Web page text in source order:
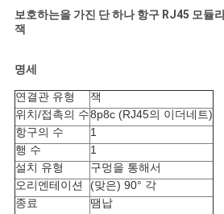
VR
SHOW
사
이
트
맵
보호하는을 가진 단 하나 항구 RJ45 모듈
잭
명세
연결관 유형
잭
위치/접촉의 수8p8c (RJ45의 이더네트)
항구의 수
1
행 수
1
설치 유형
구멍을 통해서
오리엔테이션
(맞은) 90° 각
종료
땜납